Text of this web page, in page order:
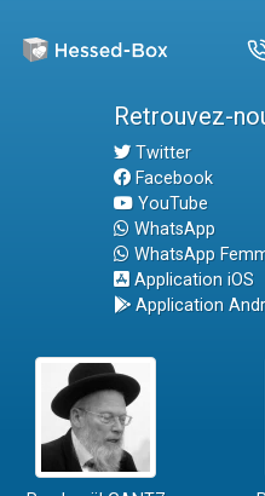
Retrouvez-
Twitter
Facebook
YouTube
WhatsApp
WhatsApp
Application iOS
Application